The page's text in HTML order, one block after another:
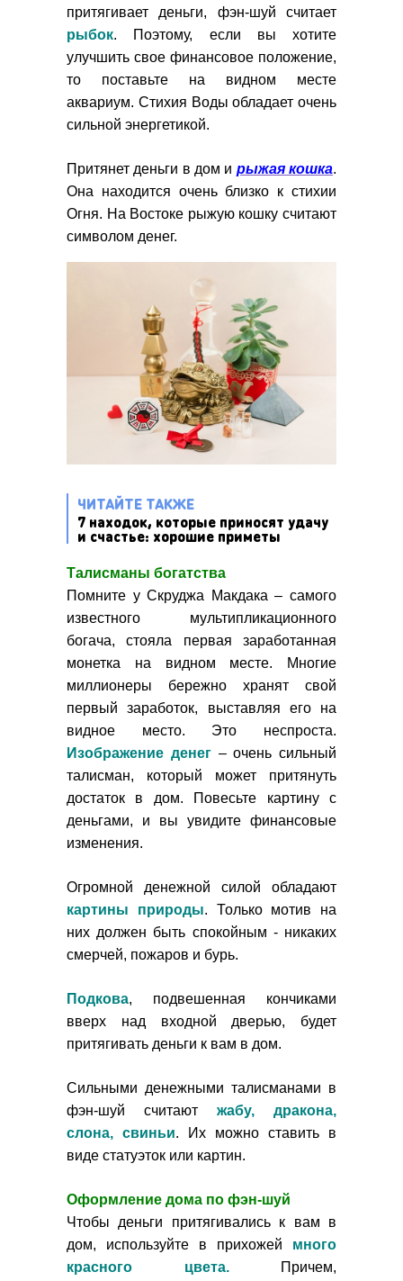
притягивает деньги, фэн-шуй считает
рыбок. Поэтому, если вы хотите
улучшить свое финансовое положение,
то поставьте на видном месте
аквариум. Стихия Воды обладает очень
сильной энергетикой.
Притянет деньги в дом и рыжая кошка.
Она находится очень близко к стихии
Огня. На Востоке рыжую кошку считают
символом денег.
ЧИТАЙТЕ ТАКЖЕ
7 находок, которые приносят удачу
и счастье: хорошие приметы
Талисманы богатства
Помните у Скруджа Макдака – самого
известного мультипликационного
богача, стояла первая заработанная
монетка на видном месте. Многие
миллионеры бережно хранят свой
первый заработок, выставляя его на
видное место. Это неспроста.
Изображение денег– очень сильный
талисман, который может притянуть
достаток в дом. Повесьте картину с
деньгами, и вы увидите финансовые
изменения.
Огромной денежной силой обладают
картины природы. Только мотив на
них должен быть спокойным - никаких
смерчей, пожаров и бурь.
Подкова, подвешенная кончиками
вверх над входной дверью, будет
притягивать деньги к вам в дом.
Сильными денежными талисманами в
фэн-шуй считают жабу, дракона,
слона, свиньи. Их можно ставить в
виде статуэток или картин.
Оформление дома по фэн-шуй
Чтобы деньги притягивались к вам в
дом, используйте в прихожей много
красного цвета.Причем,